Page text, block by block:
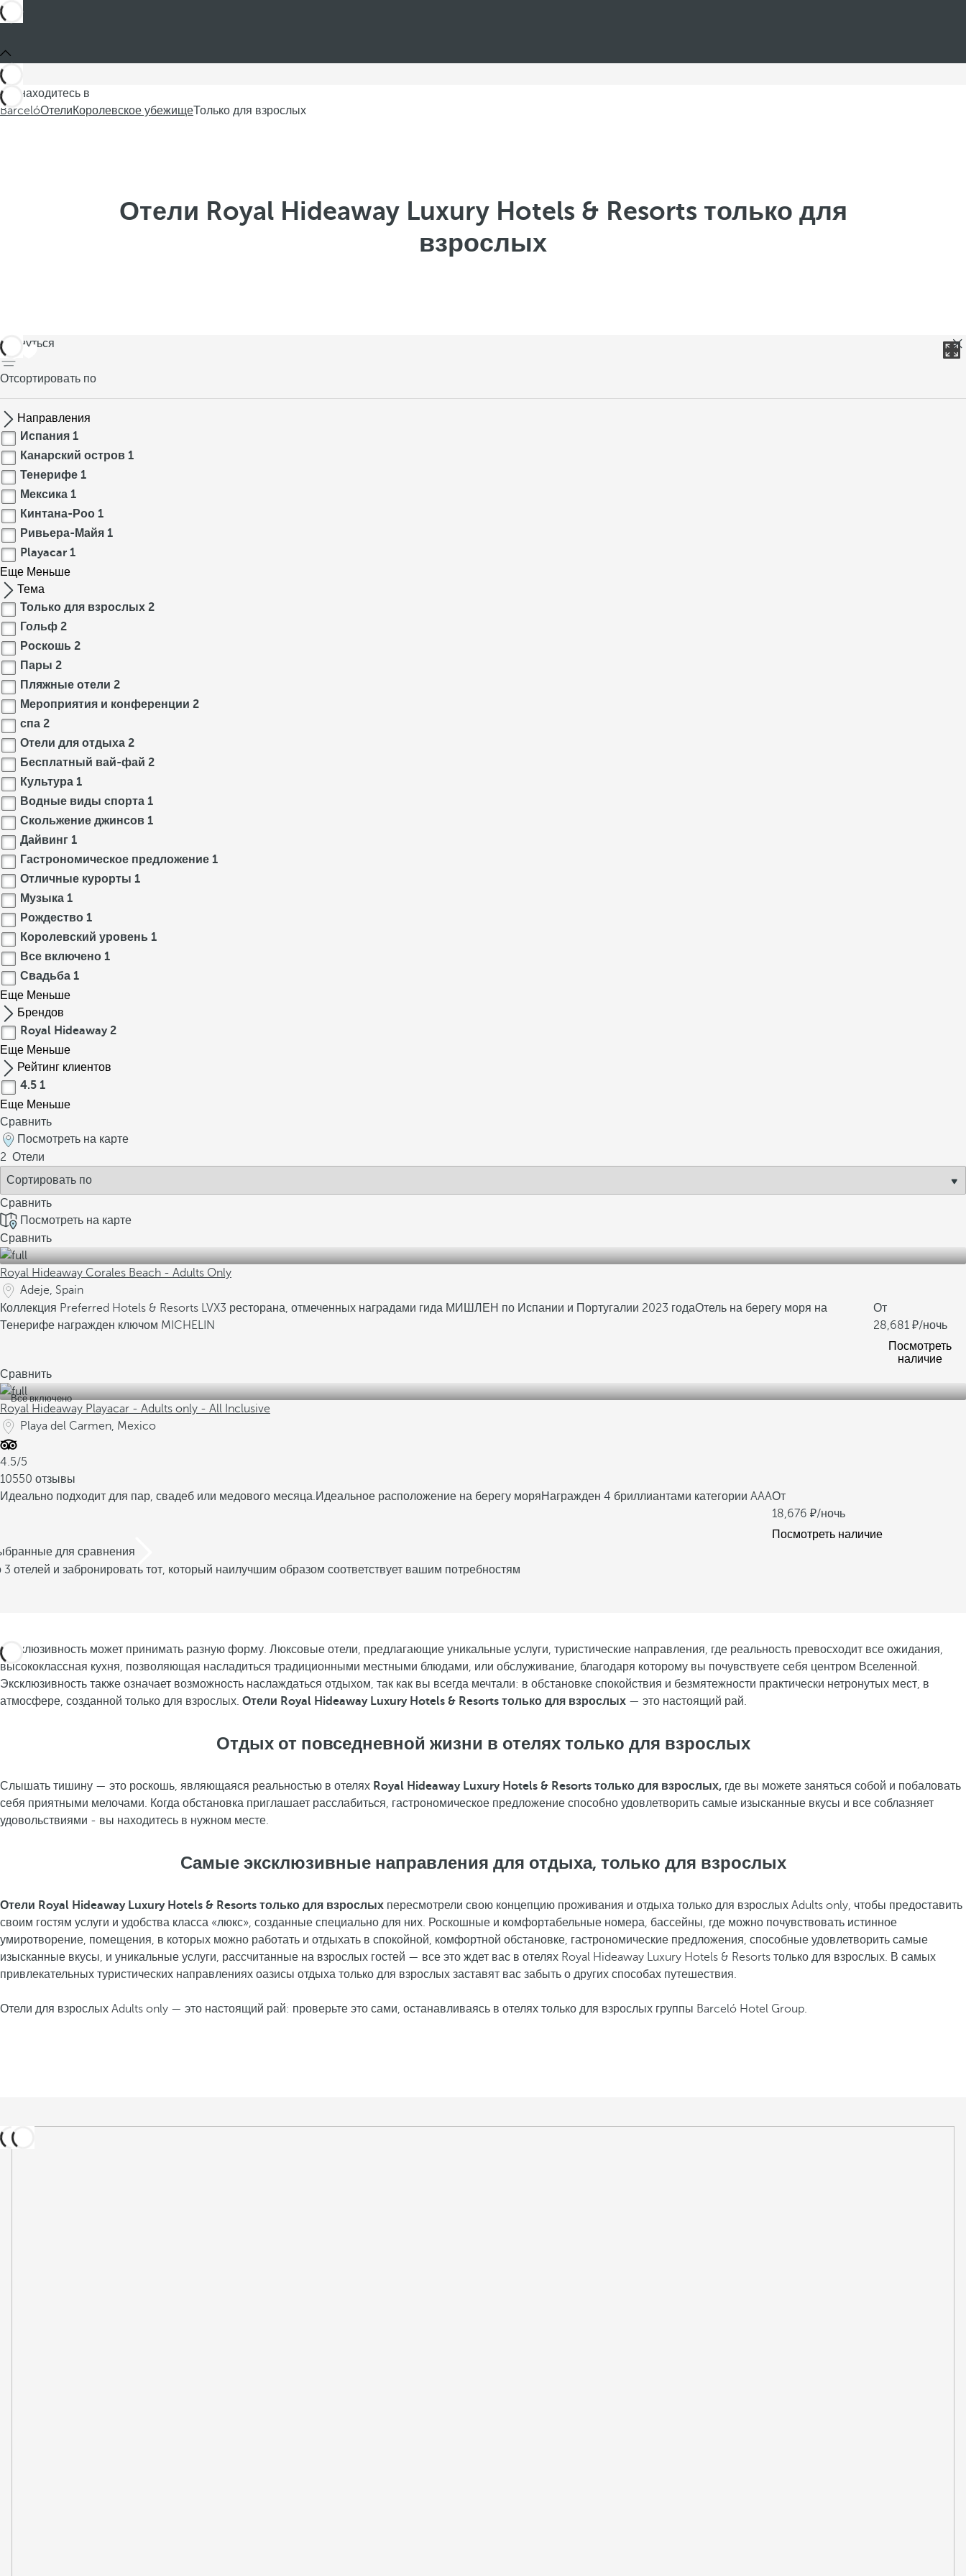
Вы находитесь в
BarcelóОтелиКоролевское убежищеТолько для взрослых
Отели Royal Hideaway Luxury Hotels & Resorts только для
взрослых
вернуться
Отсортировать по
Направления
Испания 1
Канарский остров 1
Тенерифе 1
Мексика 1
Кинтана-Роо 1
Ривьера-Майя 1
Playacar 1
Еще Меньше
Тема
Только для взрослых 2
Гольф 2
Роскошь 2
Пары 2
Пляжные отели 2
Мероприятия и конференции 2
спа 2
Отели для отдыха 2
Бесплатный вай-фай 2
Культура 1
Водные виды спорта 1
Скольжение джинсов 1
Дайвинг 1
Гастрономическое предложение 1
Отличные курорты 1
Музыка 1
Рождество 1
Королевский уровень 1
Все включено 1
Свадьба 1
Еще Меньше
Брендов
Royal Hideaway 2
Еще Меньше
Рейтинг клиентов
4.5 1
Еще Меньше
Сравнить
Посмотреть на карте
2 Отели
Сравнить
Посмотреть на карте
Сравнить
Royal Hideaway Corales Beach - Adults Only
Adeje, Spain
Коллекция Preferred Hotels & Resorts LVX3 ресторана, отмеченных наградами гида МИШЛЕН по Испании и Португалии 2023 годаОтель на берегу моря на
Тенерифе награжден ключом MICHELIN
От
28,681
/ночь
Посмотреть
наличие
Сравнить
Все включено
Royal Hideaway Playacar - Adults only - All Inclusive
Playa del Carmen, Mexico
4.5/5
10550 отзывы
Идеально подходит для пар, свадеб или медового месяца.Идеальное расположение на берегу моряНагражден 4 бриллиантами категории AAAОт
18,676
/ночь
Посмотреть наличие
для сравнения
отелей и забронировать тот, который наилучшим образом соответствует вашим потребностям
Эксклюзивность может принимать разную форму. Люксовые отели, предлагающие уникальные услуги, туристические направления, где реальность превосходит все ожидания,
высококлассная кухня, позволяющая насладиться традиционными местными блюдами, или обслуживание, благодаря которому вы почувствуете себя центром Вселенной.
Эксклюзивность также означает возможность наслаждаться отдыхом, так как вы всегда мечтали: в обстановке спокойствия и безмятежности практически нетронутых мест, в
атмосфере, созданной только для взрослых. Отели Royal Hideaway Luxury Hotels & Resorts только для взрослых — это настоящий рай.
Отдых от повседневной жизни в отелях только для взрослых
Слышать тишину — это роскошь, являющаяся реальностью в отелях Royal Hideaway Luxury Hotels & Resorts только для взрослых, где вы можете заняться собой и побаловать
себя приятными мелочами. Когда обстановка приглашает расслабиться, гастрономическое предложение способно удовлетворить самые изысканные вкусы и все соблазняет
удовольствиями - вы находитесь в нужном месте.
Самые эксклюзивные направления для отдыха, только для взрослых
Отели Royal Hideaway Luxury Hotels & Resorts только для взрослых пересмотрели свою концепцию проживания и отдыха только для взрослых Adults only, чтобы предоставить
своим гостям услуги и удобства класса «люкс», созданные специально для них. Роскошные и комфортабельные номера, бассейны, где можно почувствовать истинное
умиротворение, помещения, в которых можно работать и отдыхать в спокойной, комфортной обстановке, гастрономические предложения, способные удовлетворить самые
изысканные вкусы, и уникальные услуги, рассчитанные на взрослых гостей — все это ждет вас в отелях Royal Hideaway Luxury Hotels & Resorts только для взрослых. В самых
привлекательных туристических направлениях оазисы отдыха только для взрослых заставят вас забыть о других способах путешествия.
Отели для взрослых Adults only — это настоящий рай: проверьте это сами, останавливаясь в отелях только для взрослых группы Barceló Hotel Group.